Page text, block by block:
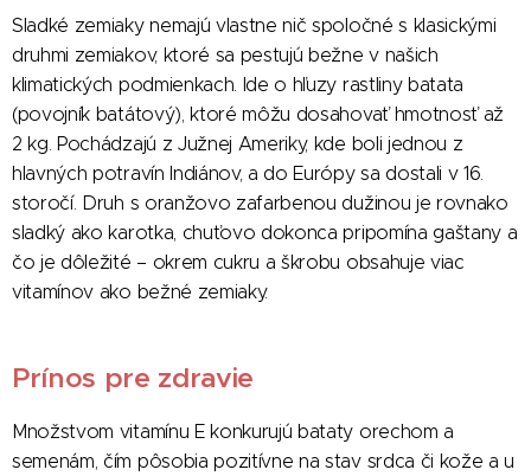
Sladké zemiaky nemajú vlastne nič spoločné s klasickými
druhmi zemiakov, ktoré sa pestujú bežne v našich
klimatických podmienkach. Ide o hľuzy rastliny batata
(povojník batátový), ktoré môžu dosahovať hmotnosť až
2 kg. Pochádzajú z Južnej Ameriky, kde boli jednou z
hlavných potravín Indiánov, a do Európy sa dostali v 16.
storočí. Druh s oranžovo zafarbenou dužinou je rovnako
sladký ako karotka, chuťovo dokonca pripomína gaštany a
čo je dôležité – okrem cukru a škrobu obsahuje viac
vitamínov ako bežné zemiaky.
Prínos pre zdravie
Množstvom vitamínu E konkurujú bataty orechom a
semenám, čím pôsobia pozitívne na stav srdca či kože a u